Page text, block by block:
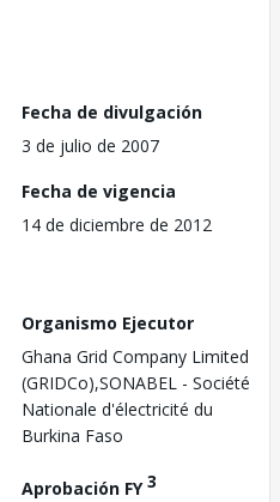
Fecha de divulgación
3 de julio de 2007
Fecha de vigencia
14 de diciembre de 2012
Organismo Ejecutor
Ghana Grid Company Limited
(GRIDCo),SONABEL - Société
Nationale d'électricité du
Burkina Faso
Aprobación FY3